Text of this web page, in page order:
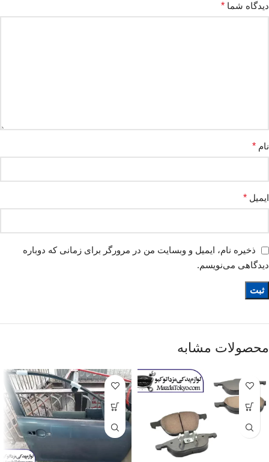
دیدگاه شما *
نام *
ایمیل *
ذخیره نام، ایمیل و وبسایت من در مرورگر برای زمانی که دوباره
دیدگاهی می‌نویسم.
محصولات مشابه